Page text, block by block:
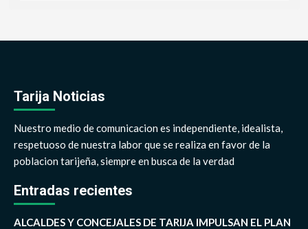
Tarija Noticias
Nuestro medio de comunicacion es independiente, idealista,
respetuoso de nuestra labor que se realiza en favor de la
poblacion tarijeña, siempre en busca de la verdad
Entradas recientes
ALCALDES Y CONCEJALES DE TARIJA IMPULSAN EL PLAN